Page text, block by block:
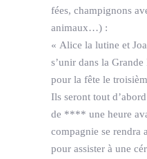
fées, champignons
animaux…) :
« Alice la lutine et
s’unir dans la
pour la fête le
Ils seront tout
de **** une heure
compagnie se
pour assister à une